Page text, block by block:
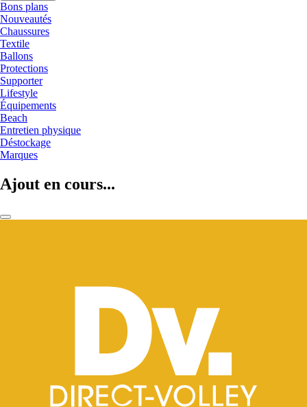
Bons plans
Nouveautés
Chaussures
Textile
Ballons
Protections
Supporter
Lifestyle
Équipements
Beach
Entretien physique
Déstockage
Marques
Ajout en cours...